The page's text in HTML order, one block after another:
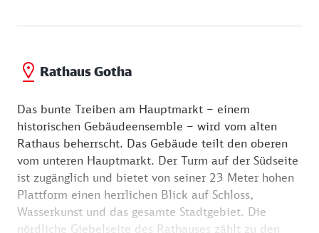
Rathaus Gotha
Das bunte Treiben am Hauptmarkt – einem
historischen Gebäudeensemble – wird vom alten
Rathaus beherrscht. Das Gebäude teilt den oberen
vom unteren Hauptmarkt. Der Turm auf der Südseite
ist zugänglich und bietet von seiner 23 Meter hohen
Plattform einen herrlichen Blick auf Schloss,
Wasserkunst und das gesamte Stadtgebiet. Die
nördliche Giebelseite des Rathauses zählt zu den